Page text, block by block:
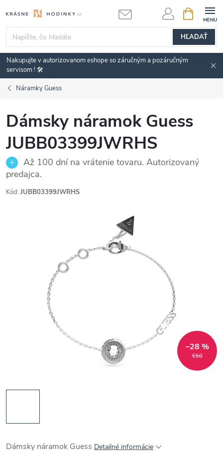
na
obsah
HĽADAŤ
KOŠÍK
Nakupujte v autorizovanom eshope so záručným a pozáručným
servisom ! 🛠️
Náramky Guess
Dámsky náramok Guess
JUBB03399JWRHS
Až 100 dní na vrátenie tovaru. Autorizovaný
predajca.
Kód: JUBB03399JWRHS
€50
–28 %
Dámsky náramok Guess Detailné informácie